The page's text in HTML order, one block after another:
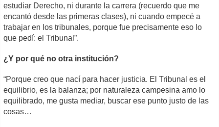
estudiar Derecho, ni durante la carrera (recuerdo que me
encantó desde las primeras clases), ni cuando empecé a
trabajar en los tribunales, porque fue precisamente eso lo
que pedí: el Tribunal”.
¿Y por qué no otra institución?
“Porque creo que nací para hacer justicia. El Tribunal es el
equilibrio, es la balanza; por naturaleza campesina amo lo
equilibrado, me gusta mediar, buscar ese punto justo de las
cosas…